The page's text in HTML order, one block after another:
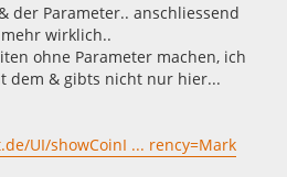
der Parameter.. anschliessend
wirklich..
ohne Parameter machen, ich
dem & gibts nicht nur hier...
UI/showCoinI ... rency=Mark